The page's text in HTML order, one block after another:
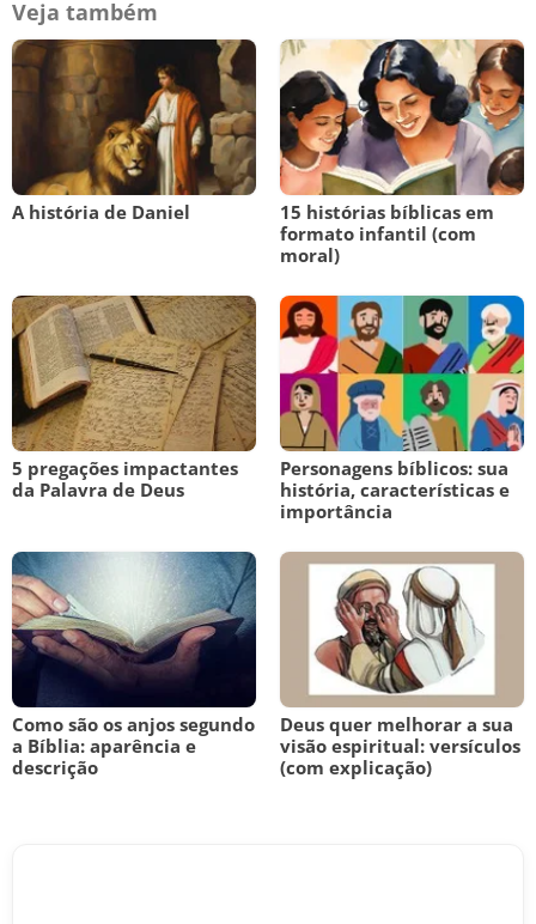
Veja também
A história de Daniel
15 histórias bíblicas em
formato infantil (com
moral)
5 pregações impactantes
da Palavra de Deus
Personagens bíblicos: sua
história, características e
importância
Como são os anjos segundo
a Bíblia: aparência e
descrição
Deus quer melhorar a sua
visão espiritual: versículos
(com explicação)